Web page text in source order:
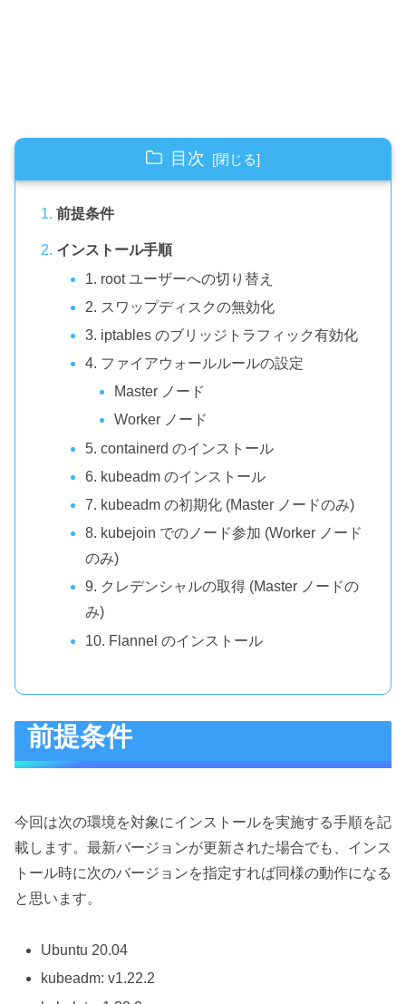
目次
前提条件
インストール手順
1. root ユーザーへの切り替え
2. スワップディスクの無効化
3. iptables のブリッジトラフィック有効化
4. ファイアウォールルールの設定
Master ノード
Worker ノード
5. containerd のインストール
6. kubeadm のインストール
7. kubeadm の初期化 (Master ノードのみ)
8. kubejoin でのノード参加 (Worker ノード
のみ)
9. クレデンシャルの取得 (Master ノードの
み)
10. Flannel のインストール
前提条件
今回は次の環境を対象にインストールを実施する手順を記
載します。最新バージョンが更新された場合でも、インス
トール時に次のバージョンを指定すれば同様の動作になる
と思います。
Ubuntu 20.04
kubeadm: v1.22.2